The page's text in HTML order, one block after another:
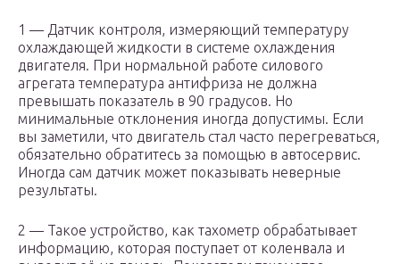
1 — Датчик контроля, измеряющий температуру
охлаждающей жидкости в системе охлаждения
двигателя. При нормальной работе силового
агрегата температура антифриза не должна
превышать показатель в 90 градусов. Но
минимальные отклонения иногда допустимы. Если
вы заметили, что двигатель стал часто перегреваться,
обязательно обратитесь за помощью в автосервис.
Иногда сам датчик может показывать неверные
результаты.
2 — Такое устройство, как тахометр обрабатывает
информацию, которая поступает от коленвала и